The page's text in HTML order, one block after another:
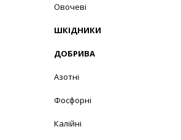
Овочеві
ШКІДНИКИ
ДОБРИВА
Азотні
Фосфорні
Калійні